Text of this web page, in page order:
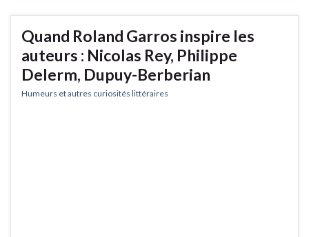
Quand Roland Garros inspire les
auteurs : Nicolas Rey, Philippe
Delerm, Dupuy-Berberian
Humeurs et autres curiosités littéraires